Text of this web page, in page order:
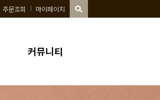
주문조회 마이페이지
커뮤니티